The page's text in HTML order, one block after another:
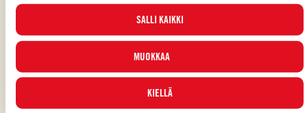
profilointievästeet. Voit valita milloin tahansa, mitkä evästeet hyväksyt, ja
katsella päivitettyä evästeluetteloa ”HALLINNOI”-painikkeesta. Lisätietoja
varten tutustuEvästekäytäntöömme.
SALLI KAIKKI
MUOKKAA
KIELLÄ
ITALIALAINEN